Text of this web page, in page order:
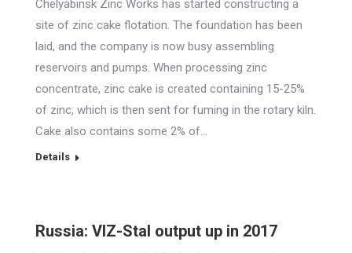
Chelyabinsk Zinc Works has started constructing a
site of zinc cake flotation. The foundation has been
laid, and the company is now busy assembling
reservoirs and pumps. When processing zinc
concentrate, zinc cake is created containing 15-25%
of zinc, which is then sent for fuming in the rotary kiln.
Cake also contains some 2% of…
Details
Russia: VIZ-Stal output up in 2017